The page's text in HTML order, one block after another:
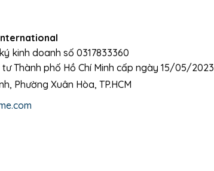
kinh doanh số 0317833360
Thành phố Hồ Chí Minh cấp ngày 15/05/2023
Phường Xuân Hòa, TP.HCM